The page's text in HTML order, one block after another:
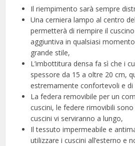
Il riempimento sarà sempre
Una cerniera lampo al centro
permetterà di riempire il
aggiuntiva in qualsiasi
grande stile,
L’imbottitura densa fa sì che i
spessore da 15 a oltre 20 cm,
estremamente confortevoli e di
La federa removibile per un
cuscini, le federe rimovibili
cuscini vi serviranno a lungo,
Il tessuto impermeabile e
utilizzare i cuscini all’esterno e